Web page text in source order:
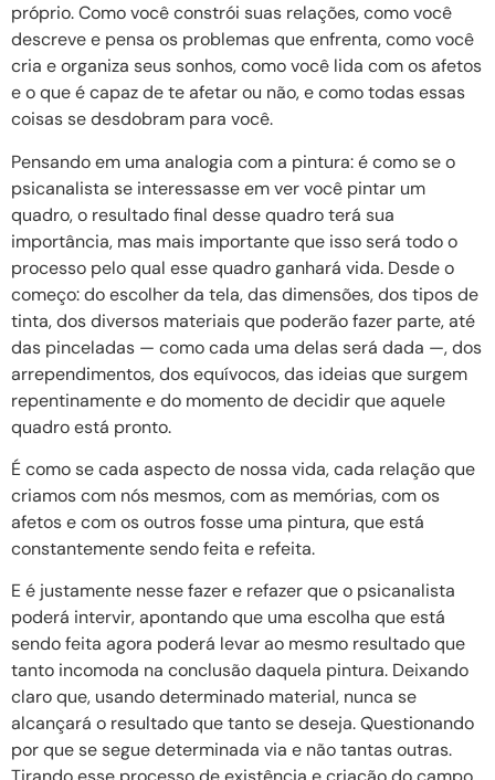
próprio. Como você constrói suas relações, como você
descreve e pensa os problemas que enfrenta, como você
cria e organiza seus sonhos, como você lida com os afetos
e o que é capaz de te afetar ou não, e como todas essas
coisas se desdobram para você.
Pensando em uma analogia com a pintura: é como se o
psicanalista se interessasse em ver você pintar um
quadro, o resultado final desse quadro terá sua
importância, mas mais importante que isso será todo o
processo pelo qual esse quadro ganhará vida. Desde o
começo: do escolher da tela, das dimensões, dos tipos de
tinta, dos diversos materiais que poderão fazer parte, até
das pinceladas — como cada uma delas será dada —, dos
arrependimentos, dos equívocos, das ideias que surgem
repentinamente e do momento de decidir que aquele
quadro está pronto.
É como se cada aspecto de nossa vida, cada relação que
criamos com nós mesmos, com as memórias, com os
afetos e com os outros fosse uma pintura, que está
constantemente sendo feita e refeita.
E é justamente nesse fazer e refazer que o psicanalista
poderá intervir, apontando que uma escolha que está
sendo feita agora poderá levar ao mesmo resultado que
tanto incomoda na conclusão daquela pintura. Deixando
claro que, usando determinado material, nunca se
alcançará o resultado que tanto se deseja. Questionando
por que se segue determinada via e não tantas outras.